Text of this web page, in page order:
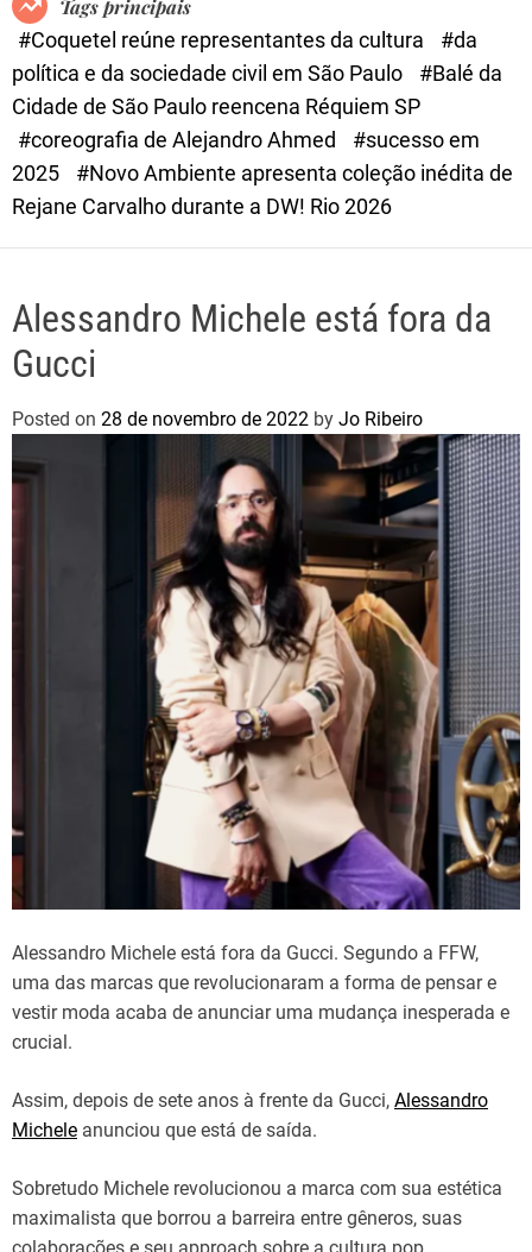
e
Tags principais
#Coquetel reúne representantes da cultura
#da
política e da sociedade civil em São Paulo
#Balé da
Cidade de São Paulo reencena Réquiem SP
#coreografia de Alejandro Ahmed
#sucesso em
2025
#Novo Ambiente apresenta coleção inédita de
Rejane Carvalho durante a DW! Rio 2026
Alessandro Michele está fora da
Gucci
Posted on 28 de novembro de 2022 by Jo Ribeiro
Alessandro Michele está fora da Gucci. Segundo a FFW,
uma das marcas que revolucionaram a forma de pensar e
vestir moda acaba de anunciar uma mudança inesperada e
crucial.
Assim, depois de sete anos à frente da Gucci, Alessandro
Michele anunciou que está de saída.
Sobretudo Michele revolucionou a marca com sua estética
maximalista que borrou a barreira entre gêneros, suas